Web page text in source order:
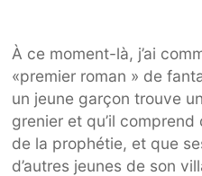
À ce moment-là, j’ai
«premier roman » de
un jeune garçon trouve
grenier et qu’il comprend
de la prophétie, et que
d’autres jeunes de son